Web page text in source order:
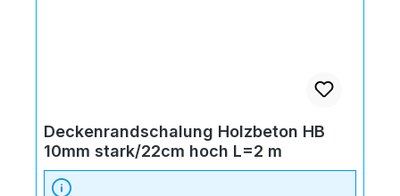
Deckenrandschalung Holzbeton HB
10mm stark/22cm hoch L=2 m